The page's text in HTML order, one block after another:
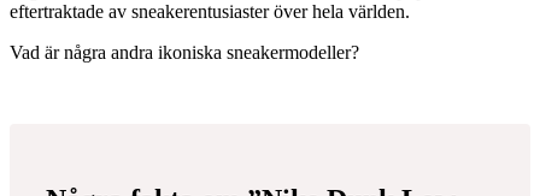
eftertraktade av sneakerentusiaster över hela världen.
Vad är några andra ikoniska sneakermodeller?